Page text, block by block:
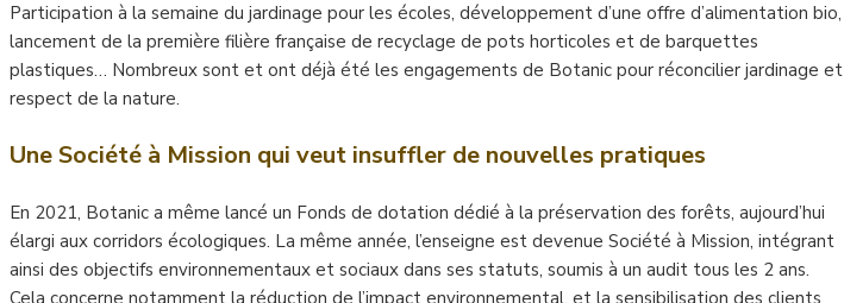
Participation à la semaine du jardinage pour les écoles, développement d’une offre d’alimentation bio,
lancement de la première filière française de recyclage de pots horticoles et de barquettes
plastiques… Nombreux sont et ont déjà été les engagements de Botanic pour réconcilier jardinage et
respect de la nature.
Une Société à Mission qui veut insuffler de nouvelles pratiques
En 2021, Botanic a même lancé un Fonds de dotation dédié à la préservation des forêts, aujourd’hui
élargi aux corridors écologiques. La même année, l’enseigne est devenue Société à Mission, intégrant
ainsi des objectifs environnementaux et sociaux dans ses statuts, soumis à un audit tous les 2 ans.